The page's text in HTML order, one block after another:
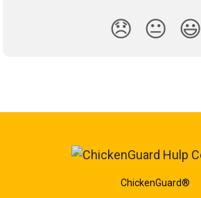
😞 😐 😃
ChickenGuard®